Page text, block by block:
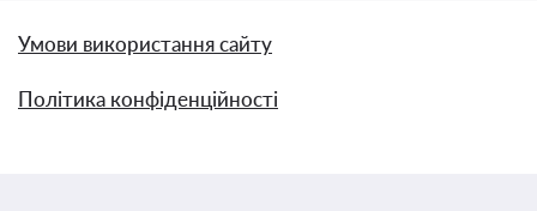
Умови використання сайту
Політика конфіденційності